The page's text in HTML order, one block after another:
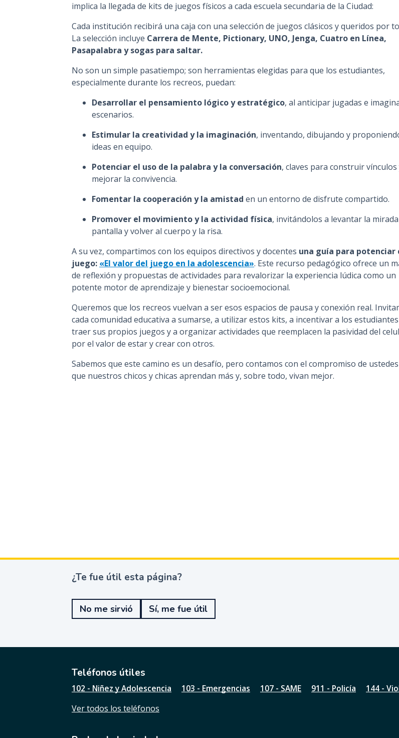
implica la llegada de kits de juegos físicos a cada escuela secundaria de la Ciudad:
Cada institución recibirá una caja con una selección de juegos clásicos y queridos por
La selección incluye Carrera de Mente, Pictionary, UNO, Jenga, Cuatro en Línea,
Pasapalabra y sogas para saltar.
No son un simple pasatiempo; son herramientas elegidas para que los estudiantes,
especialmente durante los recreos, puedan:
Desarrollar el pensamiento lógico y estratégico, al anticipar jugadas e
escenarios.
Estimular la creatividad y la imaginación, inventando, dibujando y
ideas en equipo.
Potenciar el uso de la palabra y la conversación, claves para construir vínculos
mejorar la convivencia.
Fomentar la cooperación y la amistad en un entorno de disfrute compartido.
Promover el movimiento y la actividad física, invitándolos a levantar la
pantalla y volver al cuerpo y la risa.
A su vez, compartimos con los equipos directivos y docentes una guía para potenciar
juego: «El valor del juego en la adolescencia». Este recurso pedagógico ofrece un
de reflexión y propuestas de actividades para revalorizar la experiencia lúdica como un
potente motor de aprendizaje y bienestar socioemocional.
Queremos que los recreos vuelvan a ser esos espacios de pausa y conexión real.
cada comunidad educativa a sumarse, a utilizar estos kits, a incentivar a los
traer sus propios juegos y a organizar actividades que reemplacen la pasividad del
por el valor de estar y crear con otros.
Sabemos que este camino es un desafío, pero contamos con el compromiso de
que nuestros chicos y chicas aprendan más y, sobre todo, vivan mejor.
¿
e
u
t
l
s
a
¿Te fue útil esta página?
No me sirvió Sí, me fue útil
Teléfonos útiles
102 - Niñez y Adolescencia 103 - Emergencias 107 - SAME 911 - Policía 144 -
Ver todos los teléfonos